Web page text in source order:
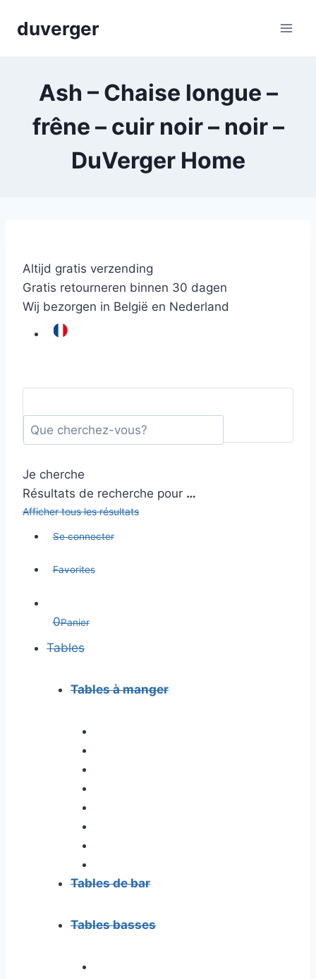
duverger
Ash – Chaise longue –
frêne – cuir noir – noir –
DuVerger Home
Altijd gratis verzending
Gratis retourneren binnen 30 dagen
Wij bezorgen in België en Nederland
Je cherche
Résultats de recherche pour …
Afficher tous les résultats
Se connecter
Favorites
0Panier
Tables
Tables à manger
Tables de bar
Tables basses